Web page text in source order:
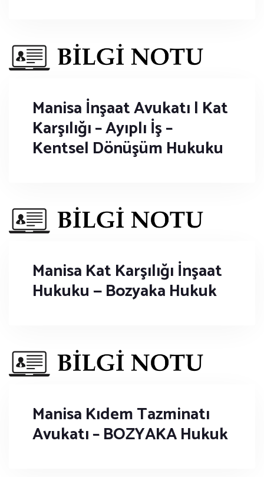
Manisa İnşaat Avukatı | Kat
Karşılığı – Ayıplı İş –
Kentsel Dönüşüm Hukuku
Manisa Kat Karşılığı İnşaat
Hukuku — Bozyaka Hukuk
Manisa Kıdem Tazminatı
Avukatı – BOZYAKA Hukuk